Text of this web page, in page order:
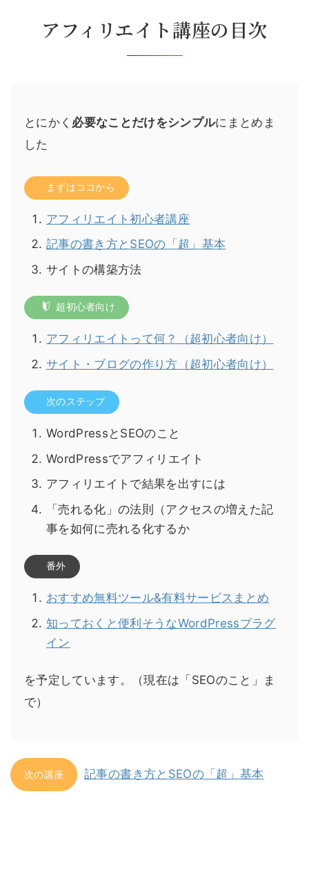
アフィリエイト講座の目次
とにかく 必要なことだけをシンプルにまとめま
した
まずはココから
アフィリエイト初心者講座
記事の書き方とSEOの「超」基本
サイトの構築方法
超初心者向け
アフィリエイトって何？
（超初心者向け）
サイト・ブログの作り方 （超初心者向け）
次のステップ
WordPressとSEOのこと
WordPressでアフィリエイト
アフィリエイトで結果を出すには
「売れる化」の法則（アクセスの増えた記
事を如何に売れる化するか
番外
おすすめ無料ツール&有料サービスまとめ
知っておくと便利そうなWordPressプラグ
イン
を予定しています。（現在は「SEOのこと」ま
で）
次の講座 記事の書き方とSEOの「超」基本